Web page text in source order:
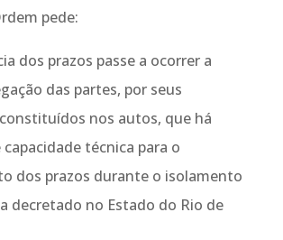
pede:
dos prazos passe a ocorrer a
das partes, por seus
nos autos, que há
técnica para o
dos prazos durante o isolamento
decretado no Estado do Rio de